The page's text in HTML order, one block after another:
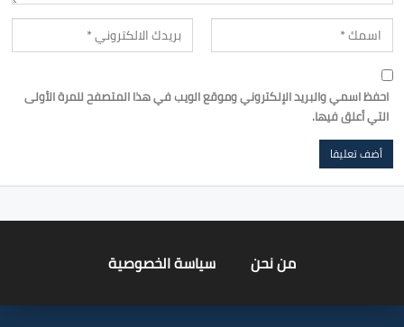
احفظ اسمي والبريد الإلكتروني وموقع الويب في هذا المتصفح للمرة الأولى
التي أعلق فيها.
من نحن سياسة الخصوصية